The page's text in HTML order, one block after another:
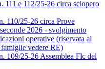
111 e 112/25-26 circa sciopero
110/25-26 circa Prove
2026 - svolgimento
operative (riservata al
vedere RE)
109/25-26 Assemblea Flc del